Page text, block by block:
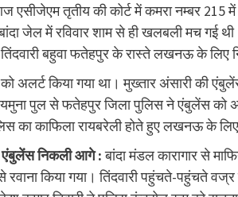
तृतीय की कोर्ट में कमरा नम्बर 215 में
जेल में रविवार शाम से ही खलबली मच गई
बहुवा फतेहपुर के रास्ते लखनऊ के लिए
को अलर्ट किया गया था। मुख्तार अंसारी की
यमुना पुल से फतेहपुर जिला पुलिस ने एंबुलेंस को
का काफिला रायबरेली होते हुए लखनऊ के
एंबुलेंस निकली आगे :बांदा मंडल कारागार से
रवाना किया गया। तिंदवारी पहुंचते-पहुंचते